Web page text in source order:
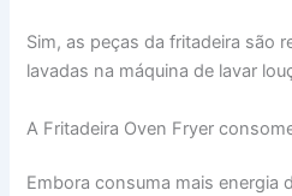
Sim, as peças da fritadeira são
lavadas na máquina de lavar
A Fritadeira Oven Fryer
Embora consuma mais energia